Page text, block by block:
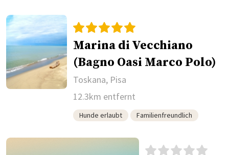
Marina di Vecchiano
(Bagno Oasi Marco Polo)
Toskana, Pisa
12.3km entfernt
Hunde erlaubt Familienfreundlich